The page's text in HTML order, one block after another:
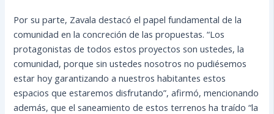
Por su parte, Zavala destacó el papel fundamental de la
comunidad en la concreción de las propuestas. “Los
protagonistas de todos estos proyectos son ustedes, la
comunidad, porque sin ustedes nosotros no pudiésemos
estar hoy garantizando a nuestros habitantes estos
espacios que estaremos disfrutando”, afirmó, mencionando
además, que el saneamiento de estos terrenos ha traído “la